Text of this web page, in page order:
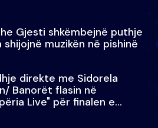
Gjesti shkëmbejnë puthje
shijojnë muzikën në pishinë
direkte me Sidorela
Banorët flasin në
Live" për finalen e